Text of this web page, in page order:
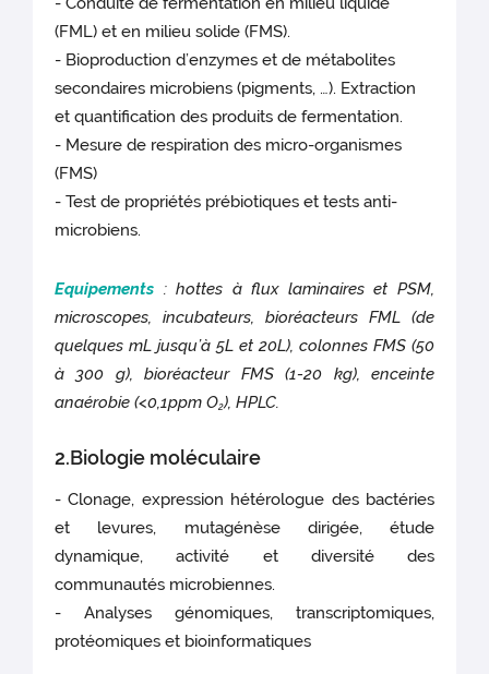
(FML) et en milieu solide (FMS).
- Bioproduction d’enzymes et de métabolites
secondaires microbiens (pigments, …). Extraction
et quantification des produits de fermentation.
- Mesure de respiration des micro-organismes
(FMS)
- Test de propriétés prébiotiques et tests anti-
microbiens.
Equipements : hottes à flux laminaires et PSM,
microscopes, incubateurs, bioréacteurs FML (de
quelques mL jusqu’à 5L et 20L), colonnes FMS (50
à 300 g), bioréacteur FMS (1-20 kg), enceinte
anaérobie (<0,1ppm O2), HPLC.
2.Biologie moléculaire
- Clonage, expression hétérologue des bactéries
et levures, mutagénèse dirigée, étude
dynamique, activité et diversité des
communautés microbiennes.
- Analyses génomiques, transcriptomiques,
protéomiques et bioinformatiques